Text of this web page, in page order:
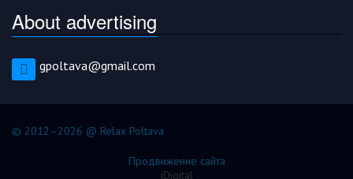
About advertising
gpoltava@gmail.com
© 2012–2026 @ Relax Poltava
Продвижение сайта
iDigital